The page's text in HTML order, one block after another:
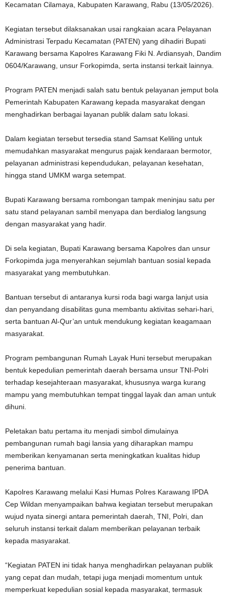
Kecamatan Cilamaya, Kabupaten Karawang, Rabu (13/05/2026).
‎Kegiatan tersebut dilaksanakan usai rangkaian acara Pelayanan
Administrasi Terpadu Kecamatan (PATEN) yang dihadiri Bupati
Karawang bersama Kapolres Karawang Fiki N. Ardiansyah, Dandim
0604/Karawang, unsur Forkopimda, serta instansi terkait lainnya.
‎Program PATEN menjadi salah satu bentuk pelayanan jemput bola
Pemerintah Kabupaten Karawang kepada masyarakat dengan
menghadirkan berbagai layanan publik dalam satu lokasi.
‎Dalam kegiatan tersebut tersedia stand Samsat Keliling untuk
memudahkan masyarakat mengurus pajak kendaraan bermotor,
pelayanan administrasi kependudukan, pelayanan kesehatan,
hingga stand UMKM warga setempat.
‎Bupati Karawang bersama rombongan tampak meninjau satu per
satu stand pelayanan sambil menyapa dan berdialog langsung
dengan masyarakat yang hadir.
‎Di sela kegiatan, Bupati Karawang bersama Kapolres dan unsur
Forkopimda juga menyerahkan sejumlah bantuan sosial kepada
masyarakat yang membutuhkan.
‎Bantuan tersebut di antaranya kursi roda bagi warga lanjut usia
dan penyandang disabilitas guna membantu aktivitas sehari-hari,
serta bantuan Al-Qur’an untuk mendukung kegiatan keagamaan
masyarakat.
‎Program pembangunan Rumah Layak Huni tersebut merupakan
bentuk kepedulian pemerintah daerah bersama unsur TNI-Polri
terhadap kesejahteraan masyarakat, khususnya warga kurang
mampu yang membutuhkan tempat tinggal layak dan aman untuk
dihuni.
‎Peletakan batu pertama itu menjadi simbol dimulainya
pembangunan rumah bagi lansia yang diharapkan mampu
memberikan kenyamanan serta meningkatkan kualitas hidup
penerima bantuan.
‎Kapolres Karawang melalui Kasi Humas Polres Karawang IPDA
Cep Wildan menyampaikan bahwa kegiatan tersebut merupakan
wujud nyata sinergi antara pemerintah daerah, TNI, Polri, dan
seluruh instansi terkait dalam memberikan pelayanan terbaik
kepada masyarakat.
‎“Kegiatan PATEN ini tidak hanya menghadirkan pelayanan publik
yang cepat dan mudah, tetapi juga menjadi momentum untuk
memperkuat kepedulian sosial kepada masyarakat, termasuk